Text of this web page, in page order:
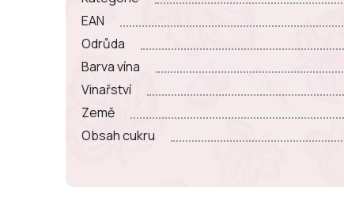
EAN
Odrůda
Barva vína
Vinařství
Země
Obsah cukru